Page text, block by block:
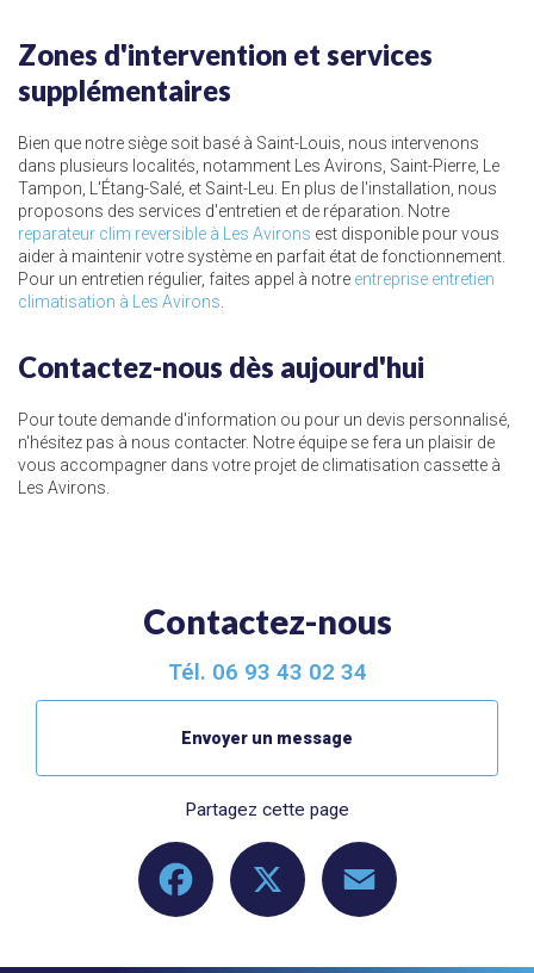
Zones d'intervention et services
supplémentaires
Bien que notre siège soit basé à Saint-Louis, nous intervenons
dans plusieurs localités, notamment Les Avirons, Saint-Pierre, Le
Tampon, L'Étang-Salé, et Saint-Leu. En plus de l'installation, nous
proposons des services d'entretien et de réparation. Notre
reparateur clim reversible à Les Avirons est disponible pour vous
aider à maintenir votre système en parfait état de fonctionnement.
Pour un entretien régulier, faites appel à notre entreprise entretien
climatisation à Les Avirons
Contactez-nous dès aujourd'hui
Pour toute demande d'information ou pour un devis personnalisé,
n'hésitez pas à nous contacter. Notre équipe se fera un plaisir de
vous accompagner dans votre projet de climatisation cassette à
Les Avirons.
Contactez-nous
Tél. 06 93 43 02 34
Envoyer un message
Partagez cette page
Facebook